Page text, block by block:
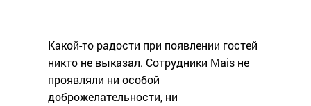
Какой-то радости при появлении гостей
никто не выказал. Сотрудники Mais не
проявляли ни особой
доброжелательности, ни